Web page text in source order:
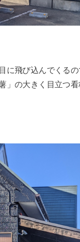
に飛び込んでくる
」の大きく目立つ